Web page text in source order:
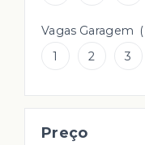
Vagas Garagem (
1
2 3
Preço